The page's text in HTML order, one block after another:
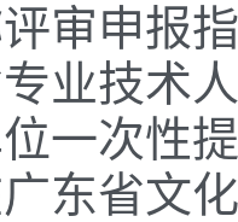
审申报
业技术
一次性
东省文